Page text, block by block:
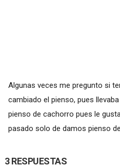
Algunas veces me pregunto si
cambiado el pienso, pues
pienso de cachorro pues le
pasado solo de damos pienso
3 RESPUESTAS